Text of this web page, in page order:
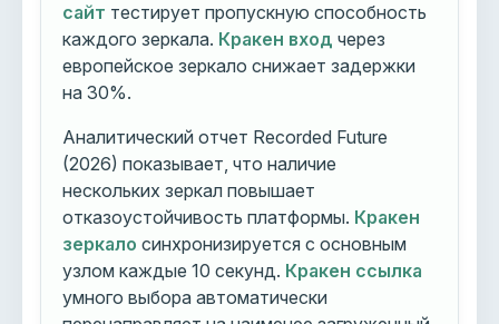
сайт тестирует пропускную способность
каждого зеркала. Кракен вход через
европейское зеркало снижает задержки
на 30%.
Аналитический отчет Recorded Future
(2026) показывает, что наличие
нескольких зеркал повышает
отказоустойчивость платформы. Кракен
зеркало синхронизируется с основным
узлом каждые 10 секунд. Кракен ссылка
умного выбора автоматически